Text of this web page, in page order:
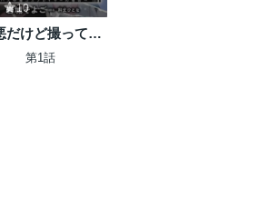
10
だけど撮ってく
か?～バズ中毒
第1話